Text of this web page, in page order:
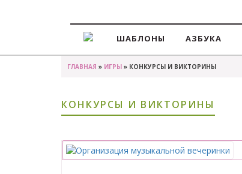
ШАБЛОНЫ АЗБУКА
ГЛАВНАЯ » ИГРЫ » КОНКУРСЫ И ВИКТОРИНЫ
КОНКУРСЫ И ВИКТОРИНЫ